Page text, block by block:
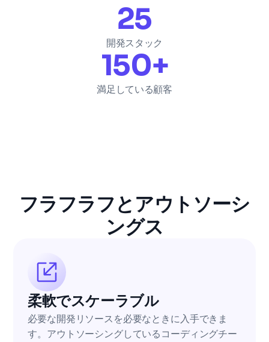
25
開発スタック
150+
満足している顧客
フラフラフとアウトソーシ
ングス
柔軟でスケーラブル
必要な開発リソースを必要なときに入手できま
す。アウトソーシングしているコーディングチー